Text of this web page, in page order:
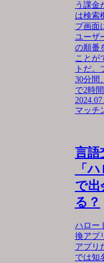
う課金
は検索
プ画面
ユーザ
の順番
ことが
トだ
30分間
で2時
マッチ
言語
「
で出
る？
ハロー
換アプ
アプリ
では知